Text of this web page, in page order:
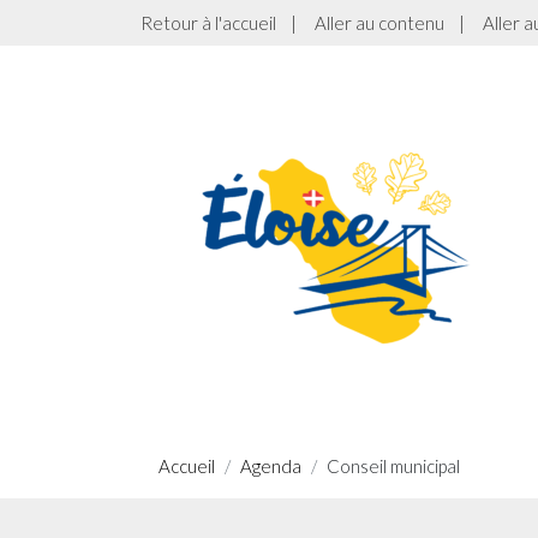
Retour à l'accueil | Aller au contenu | Aller
Accueil Agenda Conseil municipal